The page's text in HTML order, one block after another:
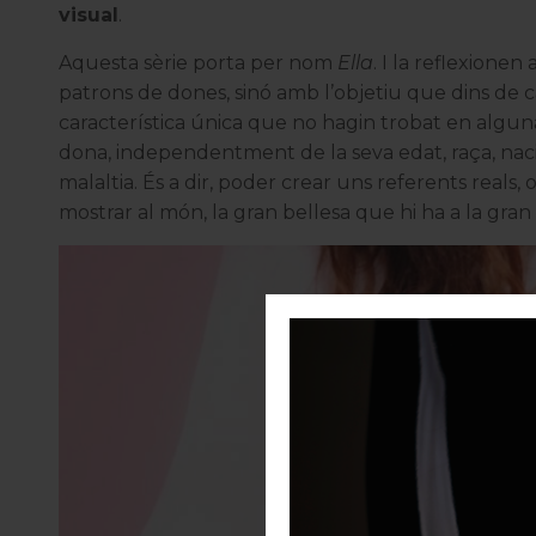
visual.
Aquesta sèrie porta per nom Ella. I la reflexionen
patrons de dones, sinó amb l’objetiu que dins de
característica única que no hagin trobat en
dona, independentment de la seva edat, raça,
malaltia. És a dir, poder crear uns referents
mostrar al món, la gran bellesa que hi ha a la